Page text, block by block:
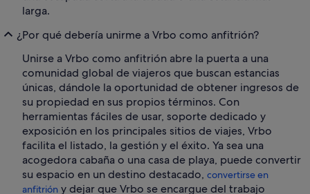
larga.
¿Por qué debería unirme a Vrbo como anfitrión?
Unirse a Vrbo como anfitrión abre la puerta a una
comunidad global de viajeros que buscan estancias
únicas, dándole la oportunidad de obtener ingresos de
su propiedad en sus propios términos. Con
herramientas fáciles de usar, soporte dedicado y
exposición en los principales sitios de viajes, Vrbo
facilita el listado, la gestión y el éxito. Ya sea una
acogedora cabaña o una casa de playa, puede convertir
su espacio en un destino destacado, convertirse en
anfitrión y dejar que Vrbo se encargue del trabajo